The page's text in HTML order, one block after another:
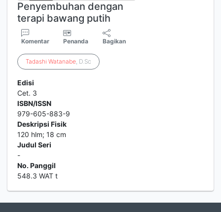
Penyembuhan dengan
terapi bawang putih
Komentar Penanda Bagikan
Tadashi Watanabe, D.Sc
Edisi
Cet. 3
ISBN/ISSN
979-605-883-9
Deskripsi Fisik
120 hlm; 18 cm
Judul Seri
-
No. Panggil
548.3 WAT t